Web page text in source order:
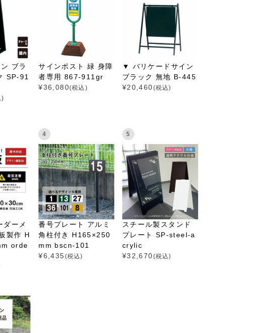
ブラ
SP-91
)
サインポスト 緑 身障
者専用 867-911gr
¥36,080(税込)
▼ バリケードサイン
ブラック 無地 B-445
¥20,460(税込)
ダーメ
製作 H
orde
4
番号プレート アルミ
角柱付き H165×250
mm bscn-101
¥6,435(税込)
5
スチール製スタンド
プレート SP-steel-a
crylic
¥32,670(税込)